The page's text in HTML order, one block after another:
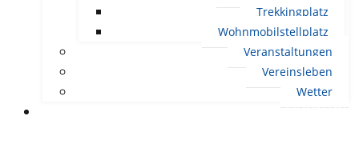
Trekkingplatz
Wohnmobilstellplatz
Veranstaltungen
Vereinsleben
Wetter
LEBEN IN ERNDTEBRÜCK